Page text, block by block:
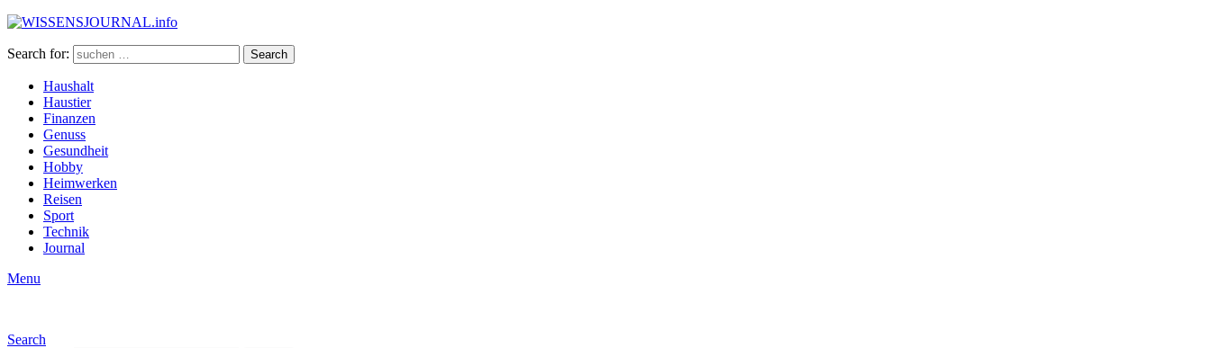
Search for: Search
Haushalt
Haustier
Finanzen
Genuss
Gesundheit
Hobby
Heimwerken
Reisen
Sport
Technik
Journal
Menu
Search